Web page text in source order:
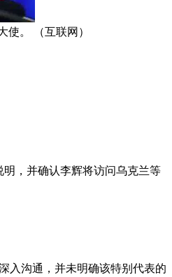
。 （互联网）
，并确认李辉将访问乌克兰等
入沟通，并未明确该特别代表的